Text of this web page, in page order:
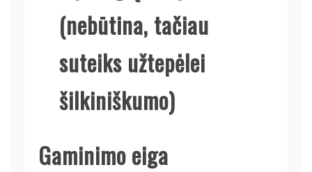
(nebūtina, tačiau
suteiks užtepėlei
šilkiniškumo)
Gaminimo eiga